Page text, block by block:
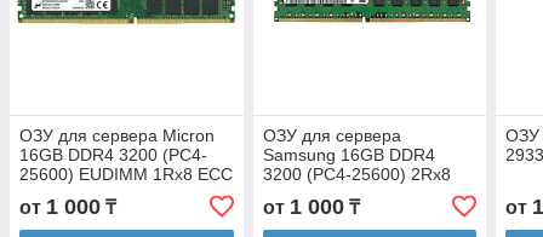
ОЗУ для сервера Micron
16GB DDR4 3200 (PC4-
25600) EUDIMM 1Rx8 ECC
(MTA9ASF2G72AZ-3G2B1)
от 1 000 ₸
ОЗУ для сервера
Samsung 16GB DDR4
3200 (PC4-25600) 2Rx8
ECC RDIMM
(M393A2K43DB3-CWE)
от 1 000₸
ОЗУ
от